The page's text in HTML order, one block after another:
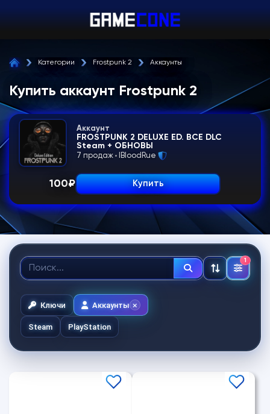
Категории Frostpunk 2 Аккаунты
Купить аккаунт Frostpunk 2
Аккаунт
FROSTPUNK 2 DELUXE ED. ВСЕ DLC
Steam + ОБНОВЫ
7 продаж IBloodRue
100₽ Купить
1
Ключи Аккаунты
Steam PlayStation